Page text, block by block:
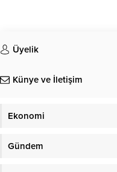
Üyelik
Künye ve İletişim
Ekonomi
Gündem